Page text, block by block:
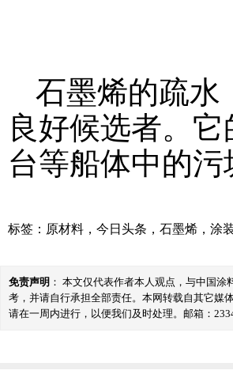
石墨烯的疏水
良好候选者。
台等船体中的
标签： 原材料 ， 今日头条 ， 石墨烯 ， 涂
免责声明 ： 本文仅代表作者本人观点，与中国
考，并请自行承担全部责任。本网转载自其它媒
请在一周内进行，以便我们及时处理。邮箱：